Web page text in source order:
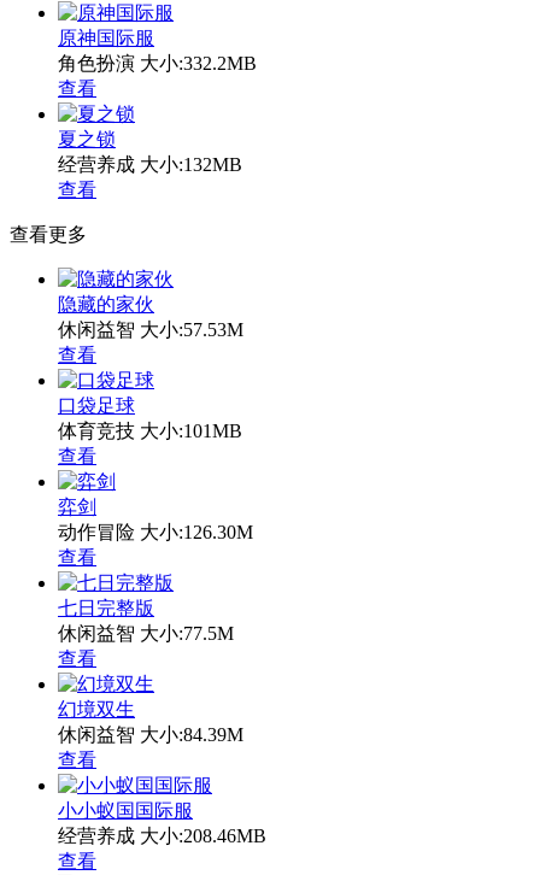
原神国际服
角色扮演 大小:332.2MB
查看
夏之锁
经营养成 大小:132MB
查看
查看更多
隐藏的家伙
休闲益智 大小:57.53M
查看
口袋足球
体育竞技 大小:101MB
查看
弈剑
动作冒险 大小:126.30M
查看
七日完整版
休闲益智 大小:77.5M
查看
幻境双生
休闲益智 大小:84.39M
查看
小小蚁国国际服
经营养成 大小:208.46MB
查看